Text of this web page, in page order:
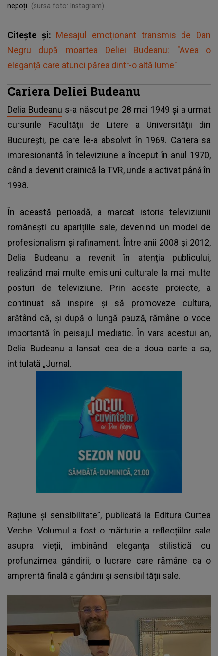
nepoți (sursa foto: Instagram)
Citește și: Mesajul emoționant transmis de Dan
Negru după moartea Deliei Budeanu: "Avea o
eleganță care atunci părea dintr-o altă lume"
Cariera Deliei Budeanu
Delia Budeanu s-a născut pe 28 mai 1949 și a urmat
cursurile Facultății de Litere a Universității din
București, pe care le-a absolvit în 1969. Cariera sa
impresionantă în televiziune a început în anul 1970,
când a devenit crainică la TVR, unde a activat până în
1998.
În această perioadă, a marcat istoria televiziunii
românești cu aparițiile sale, devenind un model de
profesionalism și rafinament. Între anii 2008 și 2012,
Delia Budeanu a revenit în atenția publicului,
realizând mai multe emisiuni culturale la mai multe
posturi de televiziune. Prin aceste proiecte, a
continuat să inspire și să promoveze cultura,
arătând că, și după o lungă pauză, rămâne o voce
importantă în peisajul mediatic. În vara acestui an,
Delia Budeanu a lansat cea de-a doua carte a sa,
intitulată „Jurnal.
Rațiune și sensibilitate”, publicată la Editura Curtea
Veche. Volumul a fost o mărturie a reflecțiilor sale
asupra vieții, îmbinând eleganța stilistică cu
profunzimea gândirii, o lucrare care rămâne ca o
amprentă finală a gândirii și sensibilității sale.